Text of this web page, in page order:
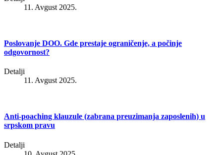
11. Avgust 2025.
Poslovanje DOO. Gde prestaje ograničenje, a počinje
odgovornost?
Detalji
11. Avgust 2025.
Anti-poaching klauzule (zabrana preuzimanja zaposlenih) u
srpskom pravu
Detalji